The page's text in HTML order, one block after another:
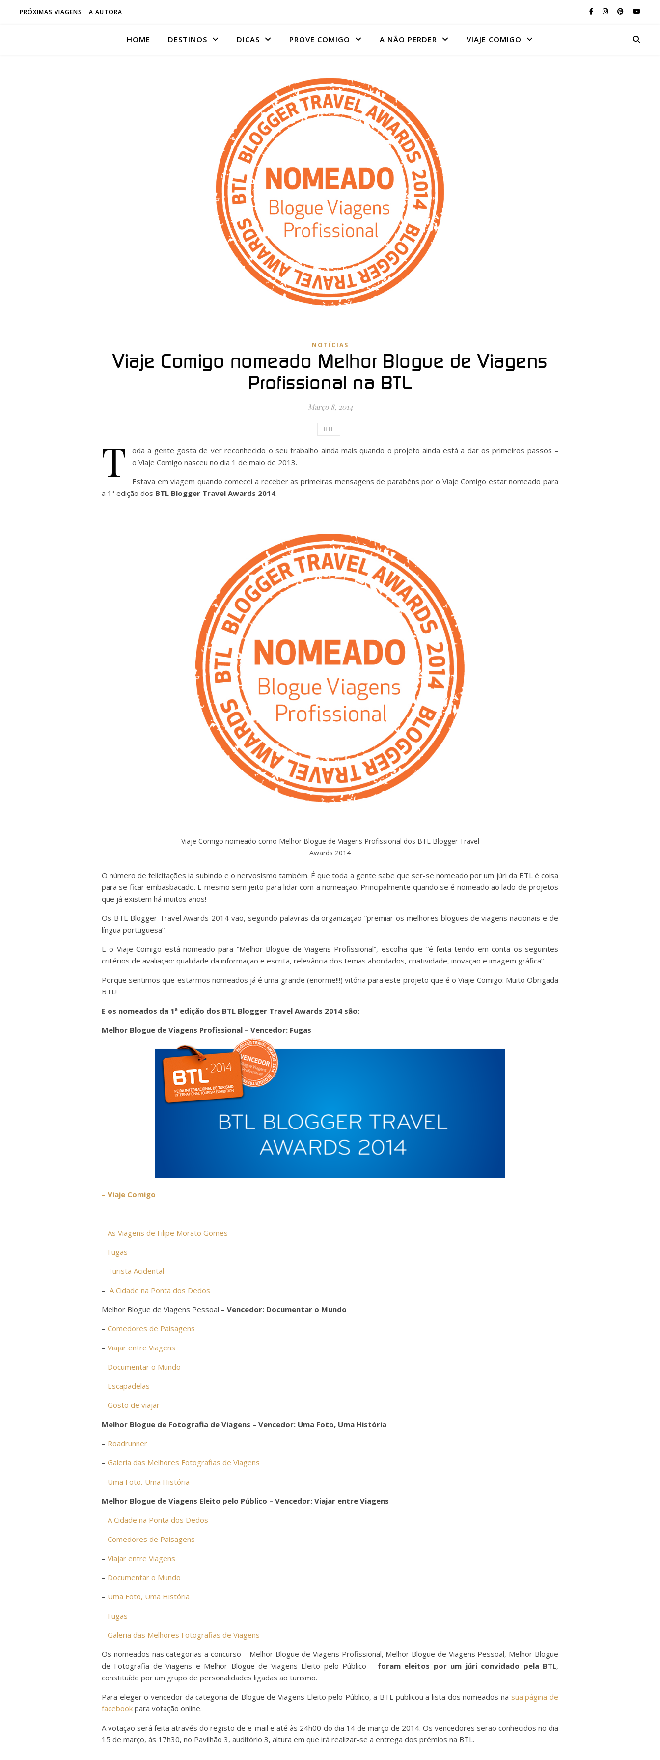
PRÓXIMAS VIAGENS A AUTORA
HOME DESTINOS DICAS PROVE COMIGO A NÃO PERDER VIAJE COMIGO
NOTÍCIAS
Viaje Comigo nomeado Melhor Blogue de Viagens
Profissional na BTL
Março 8, 2014
BTL
T
oda a gente gosta de ver reconhecido o seu trabalho ainda mais quando o projeto ainda está a dar os primeiros passos –
o Viaje Comigo nasceu no dia 1 de maio de 2013.
Estava em viagem quando comecei a receber as primeiras mensagens de parabéns por o Viaje Comigo estar nomeado para
a 1ª edição dos BTL Blogger Travel Awards 2014.
Viaje Comigo nomeado como Melhor Blogue de Viagens Profissional dos BTL Blogger Travel
Awards 2014
O número de felicitações ia subindo e o nervosismo também. É que toda a gente sabe que ser-se nomeado por um júri da BTL é coisa
para se ficar embasbacado. E mesmo sem jeito para lidar com a nomeação. Principalmente quando se é nomeado ao lado de projetos
que já existem há muitos anos!
Os BTL Blogger Travel Awards 2014 vão, segundo palavras da organização “premiar os melhores blogues de viagens nacionais e de
língua portuguesa”.
E o Viaje Comigo está nomeado para “Melhor Blogue de Viagens Profissional”, escolha que “é feita tendo em conta os seguintes
critérios de avaliação: qualidade da informação e escrita, relevância dos temas abordados, criatividade, inovação e imagem gráfica”.
Porque sentimos que estarmos nomeados já é uma grande (enorme!!!) vitória para este projeto que é o Viaje Comigo: Muito Obrigada
BTL!
E os nomeados da 1ª edição dos BTL Blogger Travel Awards 2014 são:
Melhor Blogue de Viagens Profissional – Vencedor: Fugas
– Viaje Comigo
– As Viagens de Filipe Morato Gomes
– Fugas
– Turista Acidental
– A Cidade na Ponta dos Dedos
Melhor Blogue de Viagens Pessoal – Vencedor: Documentar o Mundo
– Comedores de Paisagens
– Viajar entre Viagens
– Documentar o Mundo
– Escapadelas
– Gosto de viajar
Melhor Blogue de Fotografia de Viagens – Vencedor: Uma Foto, Uma História
– Roadrunner
– Galeria das Melhores Fotografias de Viagens
– Uma Foto, Uma História
Melhor Blogue de Viagens Eleito pelo Público – Vencedor: Viajar entre Viagens
– A Cidade na Ponta dos Dedos
– Comedores de Paisagens
– Viajar entre Viagens
– Documentar o Mundo
– Uma Foto, Uma História
– Fugas
– Galeria das Melhores Fotografias de Viagens
Os nomeados nas categorias a concurso – Melhor Blogue de Viagens Profissional, Melhor Blogue de Viagens Pessoal, Melhor Blogue
de Fotografia de Viagens e Melhor Blogue de Viagens Eleito pelo Público – foram eleitos por um júri convidado pela BTL,
constituído por um grupo de personalidades ligadas ao turismo.
Para eleger o vencedor da categoria de Blogue de Viagens Eleito pelo Público, a BTL publicou a lista dos nomeados na sua página de
facebook para votação online.
A votação será feita através do registo de e-mail e até às 24h00 do dia 14 de março de 2014. Os vencedores serão conhecidos no dia
15 de março, às 17h30, no Pavilhão 3, auditório 3, altura em que irá realizar-se a entrega dos prémios na BTL.